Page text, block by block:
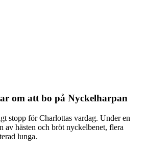
om att bo på Nyckelharpan
stopp för Charlottas vardag. Under en
av hästen och bröt nyckelbenet, flera
lunga.